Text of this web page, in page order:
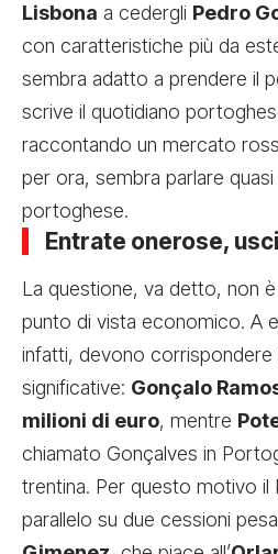
Lisbona a cedergli Pedro
con caratteristiche più da
sembra adatto a prendere il
scrive il quotidiano
raccontando un mercato
per ora, sembra parlare
portoghese.
Entrate onerose,
La questione, va detto, non
punto di vista economico. A
infatti, devono
significative: Gonçalo
milioni di euro, mentre
chiamato Gonçalves in
trentina. Per questo motivo il
parallelo su due cessioni